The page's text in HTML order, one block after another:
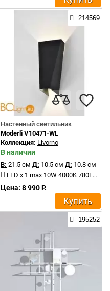
214569
Настенный светильник
Moderli V10471-WL
Коллекция: Livorno
В наличии
В: 21.5 см Д: 10.5 см Д: 10.8 см
LED x 1 max 10W 4000K 780Lm
Цена: 8 990 Р.
Купить
195252